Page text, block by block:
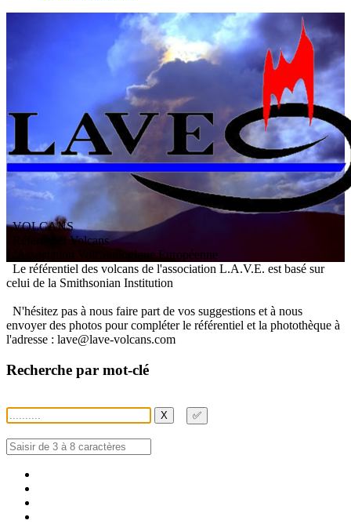
VOLCANS
/ Référentiel Volcans
ssociation V olcanologiqueEuropéenne
Le référentiel des volcans de l'association L.A.V.E. est basé sur
celui de la Smithsonian Institution
N'hésitez pas à nous faire part de vos suggestions et à nous
envoyer des photos pour compléter le référentiel et la photothèque à
l'adresse : lave@lave-volcans.com
Recherche par mot-clé
X ✅